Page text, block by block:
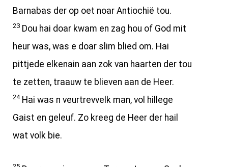
Barnabas der op oet noar Antiochië tou.
23 Dou hai doar kwam en zag hou of God mit
heur was, was e doar slim blied om. Hai
pittjede elkenain aan zok van haarten der tou
te zetten, traauw te blieven aan de Heer.
24Hai was n veurtrevvelk man, vol hillege
Gaist en geleuf. Zo kreeg de Heer der hail
wat volk bie.